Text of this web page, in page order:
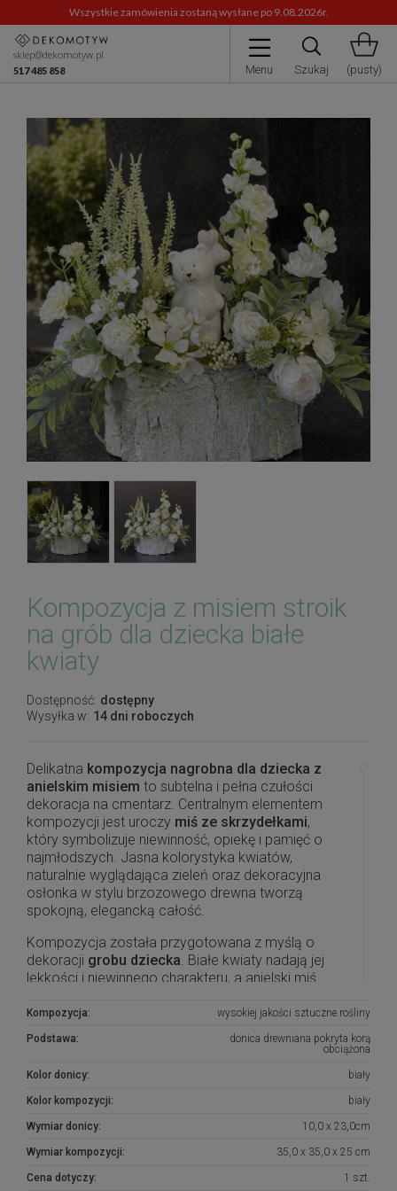
Wszystkie zamówienia zostaną wysłane po 9.08.2026r.
Menu Szukaj (pusty)
sklep@dekomotyw.pl
517 485 858
Kompozycja z misiem stroik
na grób dla dziecka białe
kwiaty
Dostępność: dostępny
Wysyłka w: 14 dni roboczych
Delikatna kompozycja nagrobna dla dziecka z
anielskim misiem to subtelna i pełna czułości
dekoracja na cmentarz. Centralnym elementem
kompozycji jest uroczy miś ze skrzydełkami,
który symbolizuje niewinność, opiekę i pamięć o
najmłodszych. Jasna kolorystyka kwiatów,
naturalnie wyglądająca zieleń oraz dekoracyjna
osłonka w stylu brzozowego drewna tworzą
spokojną, elegancką całość.
Kompozycja została przygotowana z myślą o
dekoracji grobu dziecka. Białe kwiaty nadają jej
lekkości i niewinnego charakteru, a anielski miś
odpowiednia na dziecięcy nagrobek. Dekoracja
pięknie prezentuje się zarówno na jasnym, jak i
Produkt jest
jest stabilniejsza i lepiej sprawdzi się na zewnątrz,
pogodowych. To gotowa dekoracja nagrobna,
którą można ustawić na cmentarzu jako wyraz
pamięci, miłości i troski.
Kompozycja: wysokiej jakości sztuczne rośliny
Podstawa:
donica drewniana pokryta korą
obciążona
Kolor donicy: biały
Kolor kompozycji: biały
Wymiar donicy: 10,0 x 23,0cm
Wymiar kompozycji: 35,0 x 35,0 x 25 cm
Cena dotyczy: 1 szt.